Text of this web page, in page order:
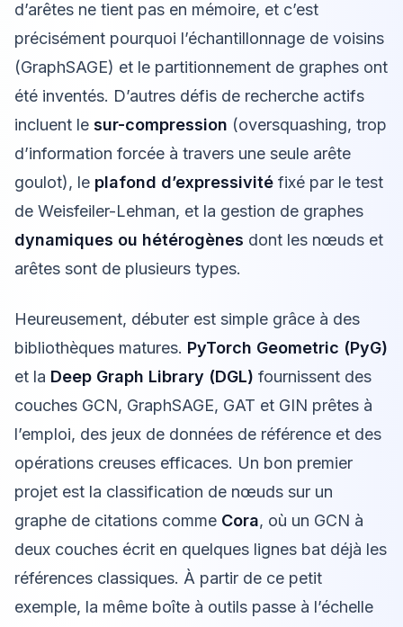
d’arêtes ne tient pas en mémoire, et c’est
précisément pourquoi l’échantillonnage de voisins
(GraphSAGE) et le partitionnement de graphes ont
été inventés. D’autres défis de recherche actifs
incluent le sur-compression (oversquashing, trop
d’information forcée à travers une seule arête
goulot), le plafond d’expressivité fixé par le test
de Weisfeiler-Lehman, et la gestion de graphes
dynamiques ou hétérogènes dont les nœuds et
arêtes sont de plusieurs types.
Heureusement, débuter est simple grâce à des
bibliothèques matures. PyTorch Geometric (PyG)
et la Deep Graph Library (DGL) fournissent des
couches GCN, GraphSAGE, GAT et GIN prêtes à
l’emploi, des jeux de données de référence et des
opérations creuses efficaces. Un bon premier
projet est la classification de nœuds sur un
graphe de citations comme Cora, où un GCN à
deux couches écrit en quelques lignes bat déjà les
références classiques. À partir de ce petit
exemple, la même boîte à outils passe à l’échelle